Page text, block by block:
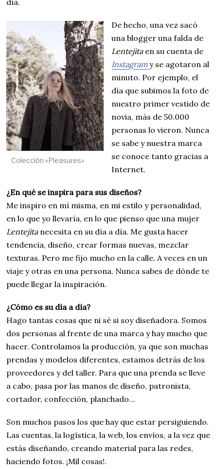
Colección «Pleasures»
De hecho, una vez sacó
una blogger una falda de
Lentejitaen su cuenta de
Instagram y se agotaron al
minuto. Por ejemplo, el
día que subimos la foto de
nuestro primer vestido de
novia, más de 50.000
personas lo vieron. Nunca
se sabe y nuestra marca
se conoce tanto gracias a
Internet.
¿En qué se inspira para sus diseños?
Me inspiro en mí misma, en mi estilo y personalidad,
en lo que yo llevaría, en lo que pienso que una mujer
Lentejitanecesita en su día a día. Me gusta hacer
tendencia, diseño, crear formas nuevas, mezclar
texturas. Pero me fijo mucho en la calle. A veces en un
viaje y otras en una persona. Nunca sabes de dónde te
puede llegar la inspiración.
¿Cómo es su día a día?
Hago tantas cosas que ni sé si soy diseñadora. Somos
dos personas al frente de una marca y hay mucho que
hacer. Controlamos la producción, ya que son muchas
prendas y modelos diferentes, estamos detrás de los
proveedores y del taller. Para que una prenda se lleve
a cabo, pasa por las manos de diseño, patronista,
cortador, confección, planchado…
Son muchos pasos los que hay que estar persiguiendo.
Las cuentas, la logística, la web, los envíos, a la vez que
estás diseñando, creando material para las redes,
haciendo fotos. ¡Mil cosas!.